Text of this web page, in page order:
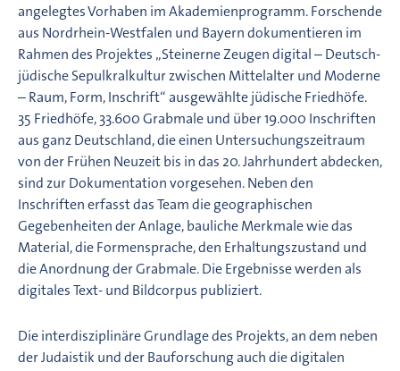
angelegtes Vorhaben im Akademienprogramm. Forschende
aus Nordrhein-Westfalen und Bayern dokumentieren im
Rahmen des Projektes „Steinerne Zeugen digital – Deutsch-
jüdische Sepulkralkultur zwischen Mittelalter und Moderne
– Raum, Form, Inschrift“ ausgewählte jüdische Friedhöfe.
35 Friedhöfe, 33.600 Grabmale und über 19.000 Inschriften
aus ganz Deutschland, die einen Untersuchungszeitraum
von der Frühen Neuzeit bis in das 20. Jahrhundert abdecken,
sind zur Dokumentation vorgesehen. Neben den
Inschriften erfasst das Team die geographischen
Gegebenheiten der Anlage, bauliche Merkmale wie das
Material, die Formensprache, den Erhaltungszustand und
die Anordnung der Grabmale. Die Ergebnisse werden als
digitales Text- und Bildcorpus publiziert.
Die interdisziplinäre Grundlage des Projekts, an dem neben
der Judaistik und der Bauforschung auch die digitalen